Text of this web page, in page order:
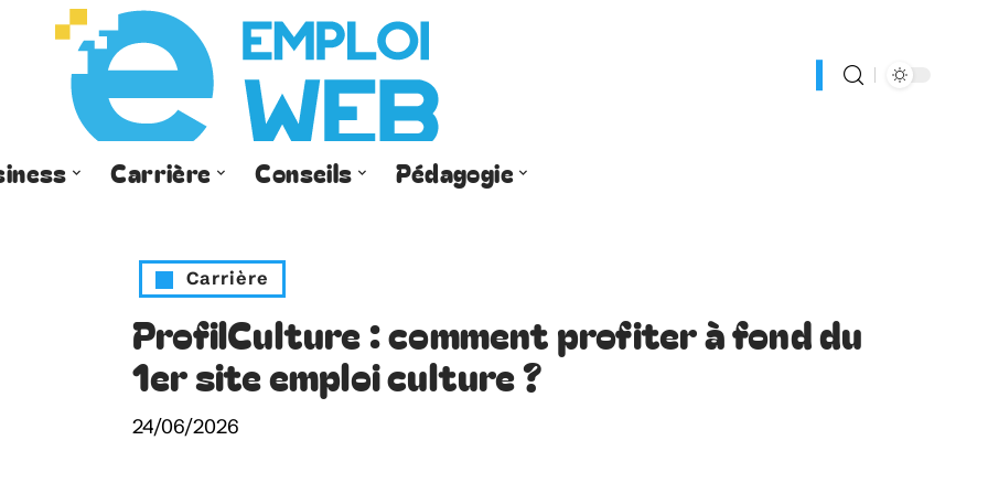
Carrière Conseils Pédagogie
Carrière
ProfilCulture : comment profiter à fond du
1er site emploi culture ?
24/06/2026